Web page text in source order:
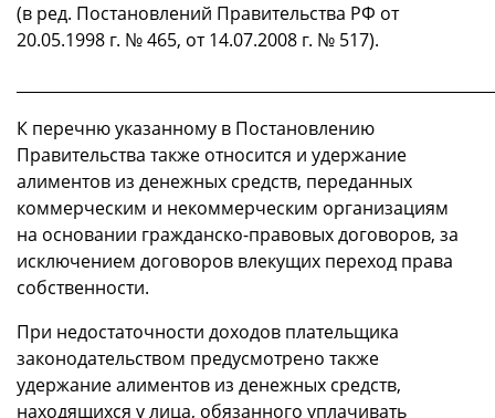
(в ред. Постановлений Правительства РФ от
20.05.1998 г. № 465, от 14.07.2008 г. № 517).
К перечню указанному в Постановлению
Правительства также относится и удержание
алиментов из денежных средств, переданных
коммерческим и некоммерческим организациям
на основании гражданско-правовых договоров, за
исключением договоров влекущих переход права
собственности.
При недостаточности доходов плательщика
законодательством предусмотрено также
удержание алиментов из денежных средств,
находящихся у лица, обязанного уплачивать